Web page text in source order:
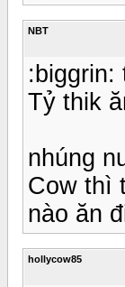
NBT
:biggrin:
Tỷ thik
nhúng
Cow thì
nào ăn
hollycow85